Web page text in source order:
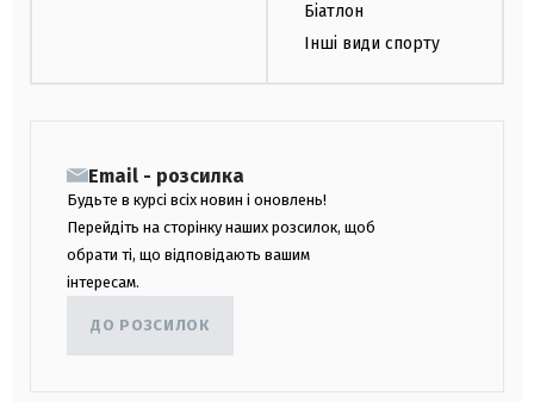
Біатлон
Інші види спорту
Email - розсилка
Будьте в курсі всіх новин і оновлень!
Перейдіть на сторінку наших розсилок, щоб
обрати ті, що відповідають вашим
інтересам.
ДО РОЗСИЛОК